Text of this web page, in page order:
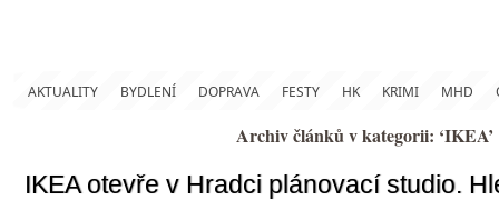
AKTUALITY BYDLENÍ DOPRAVA FESTY HK KRIMI MHD
Archiv článků v kategorii: ‘IKEA’
IKEA otevře v Hradci plánovací studio.